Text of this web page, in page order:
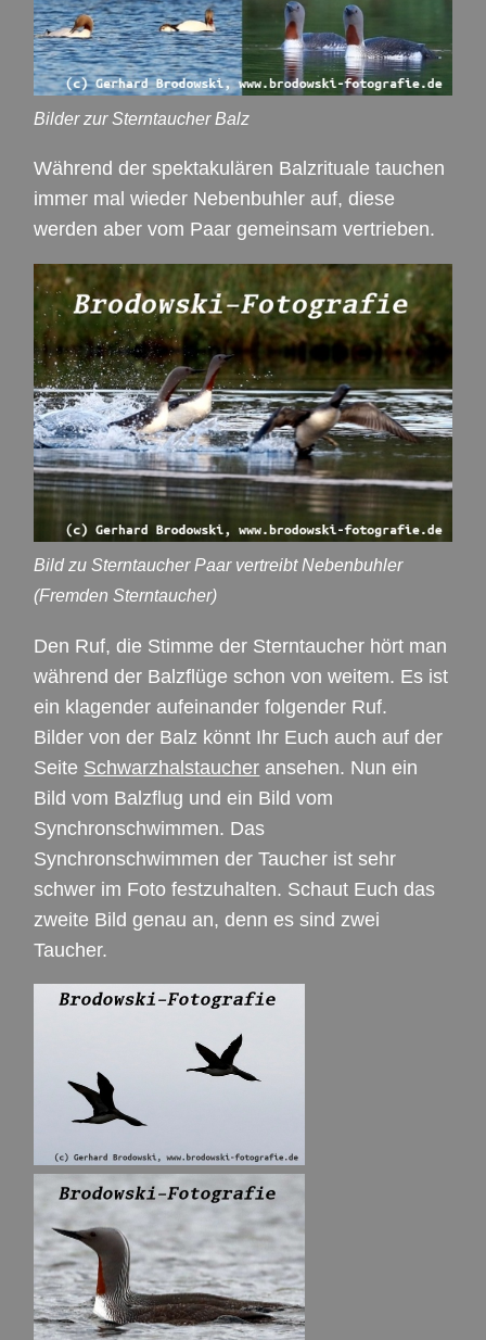
Bilder zur Sterntaucher Balz
Während der spektakulären Balzrituale tauchen
immer mal wieder Nebenbuhler auf, diese
werden aber vom Paar gemeinsam vertrieben.
Bild zu Sterntaucher Paar vertreibt Nebenbuhler
(Fremden Sterntaucher)
Den Ruf, die Stimme der Sterntaucher hört man
während der Balzflüge schon von weitem. Es ist
ein klagender aufeinander folgender Ruf.
Bilder von der Balz könnt Ihr Euch auch auf der
Seite Schwarzhalstaucher ansehen. Nun ein
Bild vom Balzflug und ein Bild vom
Synchronschwimmen. Das
Synchronschwimmen der Taucher ist sehr
schwer im Foto festzuhalten. Schaut Euch das
zweite Bild genau an, denn es sind zwei
Taucher.